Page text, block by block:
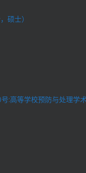
硕士）
:高等学校预防与处理学